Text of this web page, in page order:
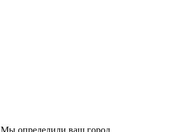
Мы определили ваш город